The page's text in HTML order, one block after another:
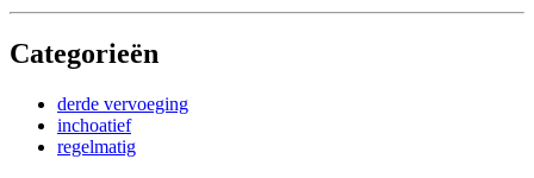
Categorieën
derde vervoeging
inchoatief
regelmatig